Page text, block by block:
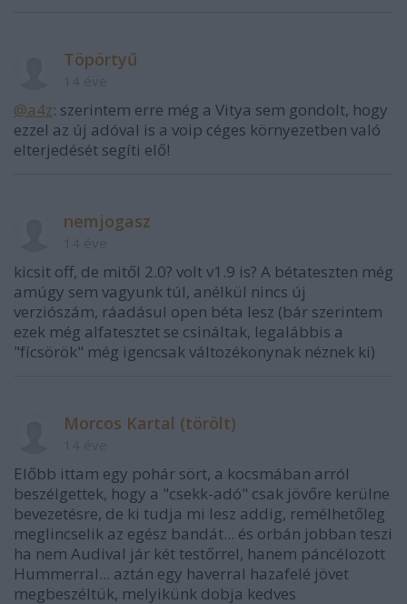
Töpörtyű
@a4z: szerintem erre még a Vitya sem gondolt, hogy
ezzel az új adóval is a voip céges környezetben való
elterjedését segíti elő!
nemjogasz
kicsit off, de mitől 2.0? volt v1.9 is? A bétateszten még
amúgy sem vagyunk túl, anélkül nincs új
verziószám, ráadásul open béta lesz (bár szerintem
ezek még alfatesztet se csináltak, legalábbis a
"fícsörök" még igencsak változékonynak néznek ki)
Morcos Kartal (törölt)
Előbb ittam egy pohár sört, a kocsmában arról
beszélgettek, hogy a "csekk-adó" csak jövőre kerülne
bevezetésre, de ki tudja mi lesz addig, remélhetőleg
meglincselik az egész bandát... és orbán jobban teszi
ha nem Audival jár két testőrrel, hanem páncélozott
Hummerral... aztán egy haverral hazafelé jövet
megbeszéltük, melyikünk dobja kedves